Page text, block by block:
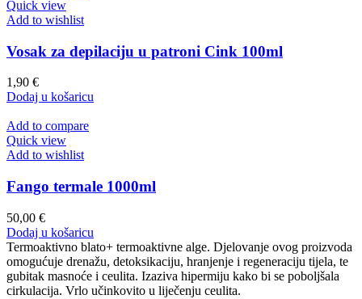
Quick view
Add to wishlist
Vosak za depilaciju u patroni Cink 100ml
1,90 €
Dodaj u košaricu
Add to compare
Quick view
Add to wishlist
Fango termale 1000ml
50,00 €
Dodaj u košaricu
Termoaktivno blato+ termoaktivne alge. Djelovanje ovog proizvoda
omogućuje drenažu, detoksikaciju, hranjenje i regeneraciju tijela, te
gubitak masnoće i ceulita. Izaziva hipermiju kako bi se poboljšala
cirkulacija. Vrlo učinkovito u liječenju ceulita.